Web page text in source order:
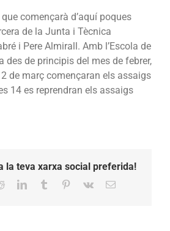
començarà d’aquí poques
de la Junta i Tècnica
i Pere Almirall. Amb l’Escola de
des de principis del mes de febrer,
de març començaran els assaigs
14 es reprendran els assaigs
la teva xarxa social preferida!
RedditLinkedInTumblr Pinterest
Vk Email: